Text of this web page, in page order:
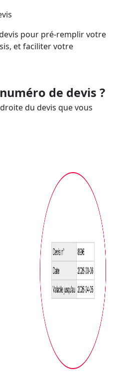
pour pré-remplir votre
et faciliter votre
de devis ?
du devis que vous